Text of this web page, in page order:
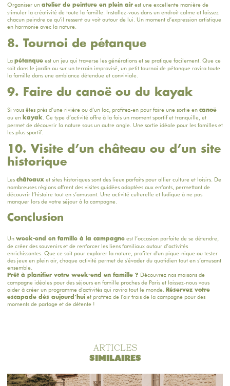
Organiser un atelier de peinture en plein airest une excellente manière de
stimuler la créativité de toute la famille. Installez-vous dans un endroit calme et laissez
chacun peindre ce qu'il ressent ou voit autour de lui. Un moment d’expression artistique
en harmonie avec la nature.
8. Tournoi de pétanque
La pétanqueest un jeu qui traverse les générations et se pratique facilement. Que ce
soit dans le jardin ou sur un terrain improvisé, un petit tournoi de pétanque ravira toute
la famille dans une ambiance détendue et conviviale.
9. Faire du canoë ou du kayak
Si vous êtes près d’une rivière ou d’un lac, profitez-en pour faire une sortie en canoë
ou en kayak. Ce type d’activité offre à la fois un moment sportif et tranquille, et
permet de découvrir la nature sous un autre angle. Une sortie idéale pour les familles et
les plus sportif.
10. Visite d’un château ou d’un site
historique
Les châteauxet sites historiques sont des lieux parfaits pour allier culture et loisirs. De
nombreuses régions offrent des visites guidées adaptées aux enfants, permettant de
découvrir l’histoire tout en s’amusant. Une activité culturelle et ludique à ne pas
manquer lors de votre séjour à la campagne.
Conclusion
Un week-end en famille à la campagneest l’occasion parfaite de se détendre,
de créer des souvenirs et de renforcer les liens familiaux autour d’activités
enrichissantes. Que ce soit pour explorer la nature, profiter d'un pique-nique ou tester
des jeux en plein air, chaque activité permet de s'évader du quotidien tout en s’amusant
ensemble.
Prêt à planifier votre week-end en famille ? Découvrez nos maisons de
campagne idéales pour des séjours en famille proches de Paris et laissez-nous vous
aider à créer un programme d'activités qui ravira tout le monde.
Réservez votre
escapade dès aujourd’huiet profitez de l'air frais de la campagne pour des
moments de partage et de détente !
ARTICLES
SIMILAIRES